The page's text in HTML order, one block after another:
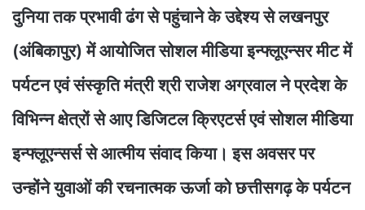
दुनिया तक प्रभावी ढंग से पहुंचाने के उद्देश्य से लखनपुर
(अंबिकापुर) में आयोजित सोशल मीडिया इन्फ्लूएन्सर मीट में
पर्यटन एवं संस्कृति मंत्री श्री राजेश अग्रवाल ने प्रदेश के
विभिन्न क्षेत्रों से आए डिजिटल क्रिएटर्स एवं सोशल मीडिया
इन्फ्लूएन्सर्स से आत्मीय संवाद किया। इस अवसर पर
उन्होंने युवाओं की रचनात्मक ऊर्जा को छत्तीसगढ़ के पर्यटन